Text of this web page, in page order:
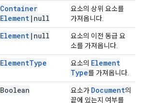
Container
Element | null
요소의 상위 요소를
가져옵니다.
Element | null
요소의 이전 동급 요
소를 가져옵니다.
ElementType 요소의 Element
Type를 가져옵니다.
Boolean 요소가 Document의
끝에 있는지 여부를